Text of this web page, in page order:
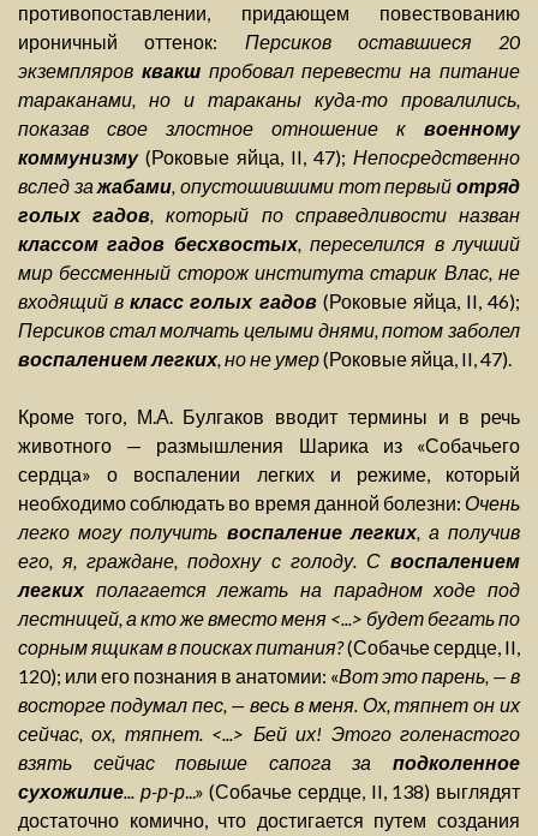
противопоставлении, придающем повествованию
ироничный оттенок: Персиков оставшиеся 20
экземпляров квакшпробовал перевести на питание
тараканами, но и тараканы куда-то провалились,
показав свое злостное отношение к военному
коммунизму(Роковые яйца, II, 47); Непосредственно
вслед зажабами, опустошившими тот первыйотряд
голых гадов, который по справедливости назван
классом гадов бесхвостых, переселился в лучший
мир бессменный сторож института старик Влас, не
входящий вкласс голых гадов(Роковые яйца, II, 46);
Персиков стал молчать целыми днями, потом заболел
воспалением легких, но не умер(Роковые яйца, II, 47).
Кроме того, М.А. Булгаков вводит термины и в речь
животного — размышления Шарика из «Собачьего
сердца» о воспалении легких и режиме, который
необходимо соблюдать во время данной болезни: Очень
легко могу получить воспаление легких, а получив
его, я, граждане, подохну с голоду. С воспалением
легкихполагается лежать на парадном ходе под
лестницей, а кто же вместо меня <...> будет бегать по
сорным ящикам в поисках питания?(Собачье сердце, II,
120); или его познания в анатомии: «Вот это парень, — в
восторге подумал пес, — весь в меня. Ох, тяпнет он их
сейчас, ох, тяпнет. <...> Бей их! Этого голенастого
взять сейчас повыше сапога за подколенное
сухожилие... р-р-р...» (Собачье сердце, II, 138) выглядят
достаточно комично, что достигается путем создания